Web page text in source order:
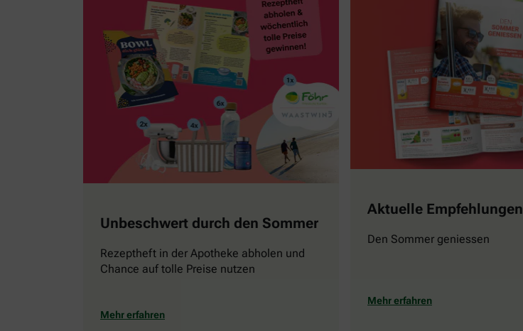
Unbeschwert durch den Sommer
Rezeptheft in der Apotheke abholen und
Chance auf tolle Preise nutzen
Mehr erfahren
Aktuelle Empfehlungen
Den Sommer geniessen
Mehr erfahren